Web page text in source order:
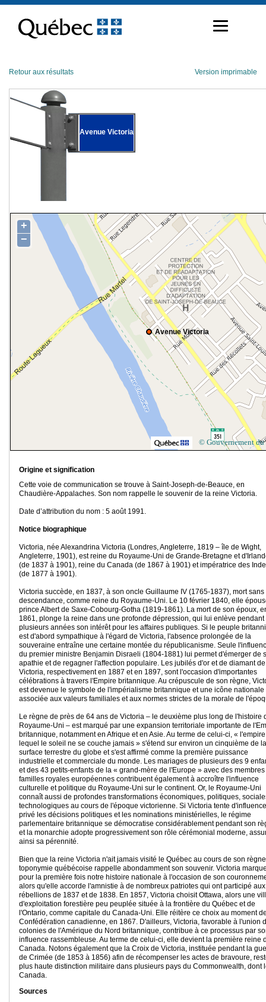
contenu
Retour aux résultats Version imprimable
Avenue Victoria
Avenue Victoria
+
−
© Gouvernement du
Origine et signification
Cette voie de communication se trouve à Saint-Joseph-de-Beauce, en
Chaudière-Appalaches. Son nom rappelle le souvenir de la reine Victoria.
Date d’attribution du nom : 5 août 1991.
Notice biographique
Victoria, née Alexandrina Victoria (Londres, Angleterre, 1819 – île de Wight,
Angleterre, 1901), est reine du Royaume-Uni de Grande-Bretagne et
(de 1837 à 1901), reine du Canada (de 1867 à 1901) et impératrice des
(de 1877 à 1901).
Victoria succède, en 1837, à son oncle Guillaume IV (1765-1837), mort sans
descendance, comme reine du Royaume-Uni. Le 10 février 1840, elle
prince Albert de Saxe-Cobourg-Gotha (1819-1861). La mort de son époux,
1861, plonge la reine dans une profonde dépression, qui lui enlève pendant
plusieurs années son intérêt pour les affaires publiques. Si le peuple
est d'abord sympathique à l'égard de Victoria, l'absence prolongée de la
souveraine entraîne une certaine montée du républicanisme. Seule
du premier ministre Benjamin Disraeli (1804-1881) lui permet d'émerger de
apathie et de regagner l'affection populaire. Les jubilés d'or et de diamant de
Victoria, respectivement en 1887 et en 1897, sont l'occasion d'importantes
célébrations à travers l'Empire britannique. Au crépuscule de son règne,
est devenue le symbole de l'impérialisme britannique et une icône nationale
associée aux valeurs familiales et aux normes strictes de la morale de
Le règne de près de 64 ans de Victoria – le deuxième plus long de l'histoire
Royaume-Uni – est marqué par une expansion territoriale importante de
britannique, notamment en Afrique et en Asie. Au terme de celui-ci, «
lequel le soleil ne se couche jamais » s'étend sur environ un cinquième de la
surface terrestre du globe et s'est affirmé comme la première puissance
industrielle et commerciale du monde. Les mariages de plusieurs des 9
et des 43 petits-enfants de la « grand-mère de l'Europe » avec des
familles royales européennes contribuent également à accroître l'influence
culturelle et politique du Royaume-Uni sur le continent. Or, le Royaume-Uni
connaît aussi de profondes transformations économiques, politiques,
technologiques au cours de l'époque victorienne. Si Victoria tente
privé les décisions politiques et les nominations ministérielles, le régime
parlementaire britannique se démocratise considérablement pendant son
et la monarchie adopte progressivement son rôle cérémonial moderne,
ainsi sa pérennité.
Bien que la reine Victoria n'ait jamais visité le Québec au cours de son
toponymie québécoise rappelle abondamment son souvenir. Victoria
pour la première fois notre histoire nationale à l'occasion de son
alors qu'elle accorde l'amnistie à de nombreux patriotes qui ont participé aux
rébellions de 1837 et de 1838. En 1857, Victoria choisit Ottawa, alors une
d'exploitation forestière peu peuplée située à la frontière du Québec et de
l'Ontario, comme capitale du Canada-Uni. Elle réitère ce choix au moment
Confédération canadienne, en 1867. D'ailleurs, Victoria, favorable à l'union
colonies de l'Amérique du Nord britannique, contribue à ce processus par
influence rassembleuse. Au terme de celui-ci, elle devient la première reine
Canada. Notons également que la Croix de Victoria, instituée pendant la
de Crimée (de 1853 à 1856) afin de récompenser les actes de bravoure,
plus haute distinction militaire dans plusieurs pays du Commonwealth, dont
Canada.
Sources